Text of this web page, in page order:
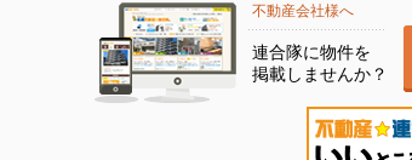
不動産会社様へ
連合隊に物件を
掲載しませんか？